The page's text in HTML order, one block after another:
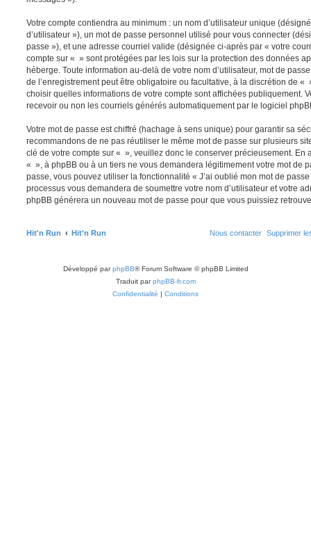
Votre compte contiendra au minimum : un nom d’utilisateur unique
d’utilisateur »), un mot de passe personnel utilisé pour vous connecter
passe »), et une adresse courriel valide (désignée ci-après par « votre
compte sur « » sont protégées par les lois sur la protection des données
héberge. Toute information au-delà de votre nom d’utilisateur, mot de
de l’enregistrement peut être obligatoire ou facultative, à la discrétion de «
choisir quelles informations de votre compte sont affichées publiquement.
recevoir ou non les courriels générés automatiquement par le logiciel
Votre mot de passe est chiffré (hachage à sens unique) pour garantir sa
recommandons de ne pas réutiliser le même mot de passe sur plusieurs
clé de votre compte sur « », veuillez donc le conserver précieusement. En
« », à phpBB ou à un tiers ne vous demandera légitimement votre mot de
passe, vous pouvez utiliser la fonctionnalité « J’ai oublié mon mot de
processus vous demandera de soumettre votre nom d’utilisateur et votre
phpBB générera un nouveau mot de passe pour que vous puissiez
Hit'n Run Hit'n Run Supprimer
Nous contacter
Développé parphpBB® Forum Software © phpBB Limited
Traduit parphpBB-fr.com
Confidentialité | Conditions